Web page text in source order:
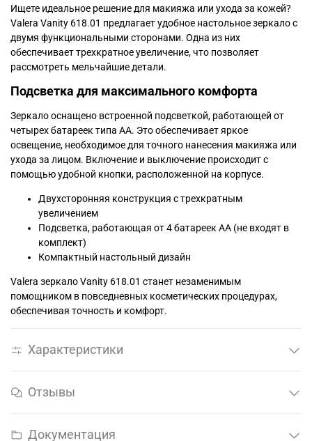
Ищете идеальное решение для макияжа или ухода за кожей?
Valera Vanity 618.01 предлагает удобное настольное зеркало с
двумя функциональными сторонами. Одна из них
обеспечивает трехкратное увеличение, что позволяет
рассмотреть мельчайшие детали.
Подсветка для максимального комфорта
Зеркало оснащено встроенной подсветкой, работающей от
четырех батареек типа AA. Это обеспечивает яркое
освещение, необходимое для точного нанесения макияжа или
ухода за лицом. Включение и выключение происходит с
помощью удобной кнопки, расположенной на корпусе.
Двухсторонняя конструкция с трехкратным
увеличением
Подсветка, работающая от 4 батареек AA (не входят в
комплект)
Компактный настольный дизайн
Valera зеркало Vanity 618.01 станет незаменимым
помощником в повседневных косметических процедурах,
обеспечивая точность и комфорт.
Характеристики
Отзывы
Документация